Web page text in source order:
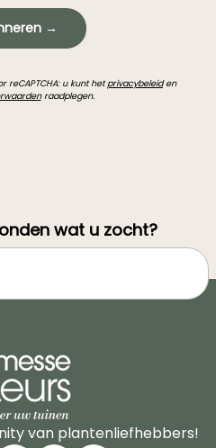
→
reCAPTCHA: u kunt hetprivacybeleiden
raadplegen.
wat u zocht?
van plantenliefhebbers!